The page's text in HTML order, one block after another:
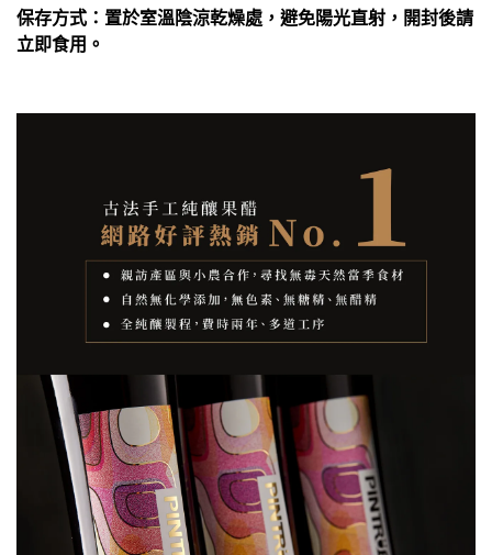
保存方式：置於室溫陰涼乾燥處，避免陽光直射，開封後請
立即食用。